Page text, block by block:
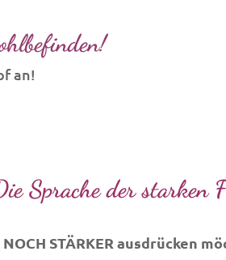
an!
Sprache der starken
STÄRKER ausdrücken